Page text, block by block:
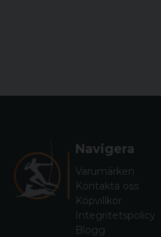
Navigera
Varumärken
Kontakta oss
Köpvillkor
Integritetspolicy
Blogg